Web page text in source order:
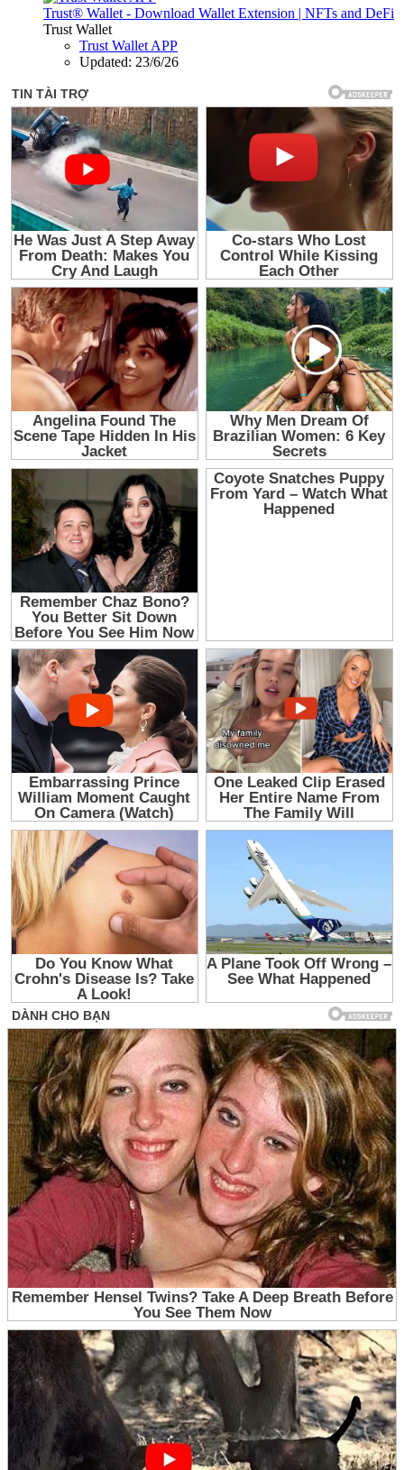
Trust® Wallet - Download Wallet Extension | NFTs and DeFi
Trust Wallet
Trust Wallet APP
Updated: 23/6/26